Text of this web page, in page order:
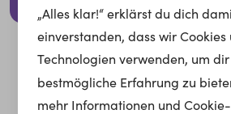
© 2026 whatchado
„Alles klar!“ erklärst du dich
einverstanden, dass wir
Technologien verwenden, um
bestmögliche Erfahrung zu
mehr Informationen und